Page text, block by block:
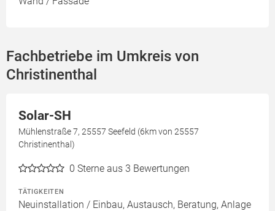
Fachbetriebe im Umkreis von
Christinenthal
Solar-SH
Mühlenstraße 7, 25557 Seefeld (6km von 25557
Christinenthal)
0 Sterne aus 3 Bewertungen
TÄTIGKEITEN
Neuinstallation / Einbau, Austausch, Beratung, Anlage